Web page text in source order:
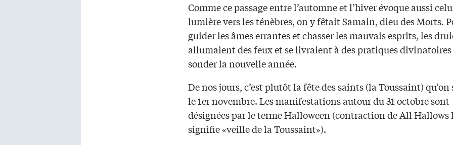
Comme ce passage entre l’automne et l’hiver évoque aussi
lumière vers les ténèbres, on y fêtait Samain, dieu des Morts.
guider les âmes errantes et chasser les mauvais esprits, les
allumaient des feux et se livraient à des pratiques
sonder la nouvelle année.
De nos jours, c’est plutôt la fête des saints (la Toussaint)
le 1er novembre. Les manifestations autour du 31 octobre sont
désignées par le terme Halloween (contraction de All Hallows
signifie «veille de la Toussaint»).